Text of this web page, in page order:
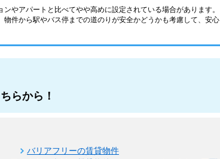
やアパートと比べてやや高めに設定されている場合があります。
件から駅やバス停までの道のりが安全かどうかも考慮して、安心
らから！
バリアフリーの賃貸物件